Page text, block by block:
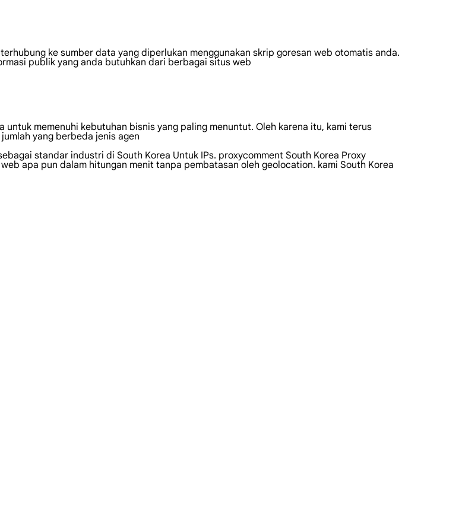
ke sumber data yang diperlukan menggunakan skrip goresan web otomatis anda.
publik yang anda butuhkan dari berbagai situs web
memenuhi kebutuhan bisnis yang paling menuntut. Oleh karena itu, kami terus
yang berbeda jenis agen
standar industri di South Korea Untuk IPs. proxycomment South Korea Proxy
apa pun dalam hitungan menit tanpa pembatasan oleh geolocation. kami South Korea